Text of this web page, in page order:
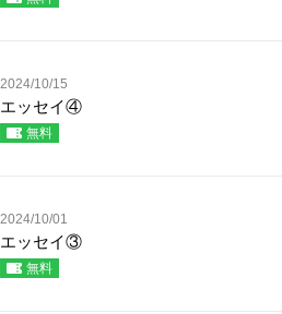
2024/10/15
エッセイ④
無料
2024/10/01
エッセイ③
無料